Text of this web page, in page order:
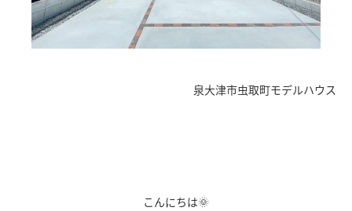
泉大津市虫取町モデルハウス
こんにちは🌞